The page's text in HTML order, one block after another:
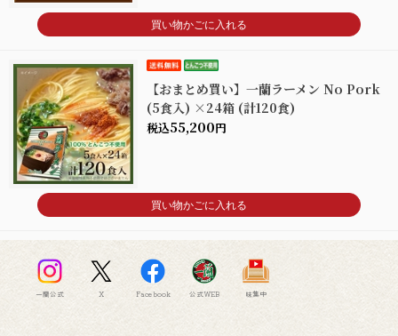
買い物かごに入れる
【おまとめ買い】一蘭ラーメン No Pork
(5食入) ×24箱 (計120食)
税込55,200円
買い物かごに入れる
一蘭公式 X Facebook 公式WEB 味集中